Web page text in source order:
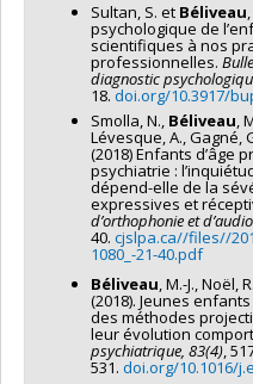
Sultan, S. et Béliveau
psychologique de
scientifiques à nos
professionnelles.
diagnostic
18.doi.org/10.3917/
Smolla, N., Béliveau,
Lévesque, A., Gagné,
(2018) Enfants d’âge
psychiatrie :
dépend-elle de la
expressives et
d’orthophonie et
40. cjslpa.ca//files//
1080_-21-40.pdf
Béliveau, M.-J., Noël,
(2018). Jeunes
des méthodes
leur évolution
psychiatrique, 83(4),
531. doi.org/10.1016/